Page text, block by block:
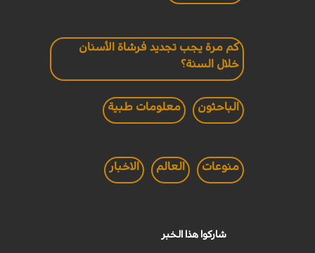
كم مرة يجب تجديد فرشاة الأسنان
خلال السنة؟
الباحثون معلومات طبية
منوعات العالم الاخبار
شاركوا هذا الخبر